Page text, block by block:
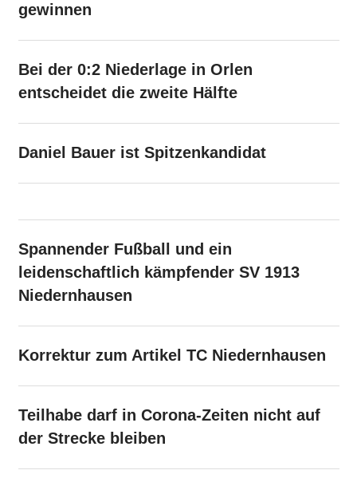
gewinnen
Bei der 0:2 Niederlage in Orlen
entscheidet die zweite Hälfte
Daniel Bauer ist Spitzenkandidat
Spannender Fußball und ein
leidenschaftlich kämpfender SV 1913
Niedernhausen
Korrektur zum Artikel TC Niedernhausen
Teilhabe darf in Corona-Zeiten nicht auf
der Strecke bleiben